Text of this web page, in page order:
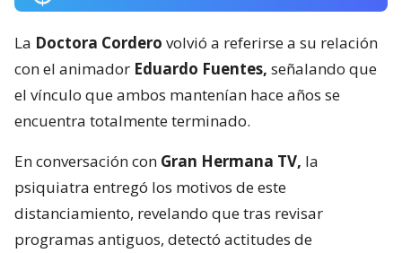
La Doctora Cordero volvió a referirse a su relación
con el animador Eduardo Fuentes, señalando que
el vínculo que ambos mantenían hace años se
encuentra totalmente terminado.
En conversación con Gran Hermana TV, la
psiquiatra entregó los motivos de este
distanciamiento, revelando que tras revisar
programas antiguos, detectó actitudes de